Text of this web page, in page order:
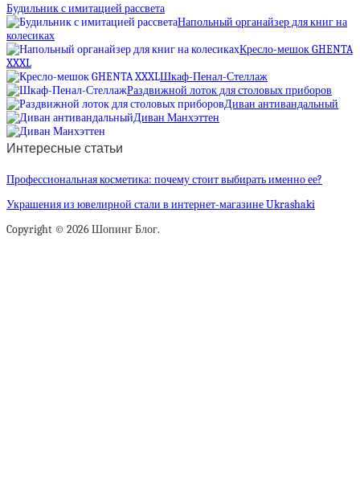
Будильник с имитацией рассвета
Напольный органайзер для книг на
колесиках
Кресло-мешок GHENTA
XXXL
Шкаф-Пенал-Стеллаж
Раздвижной лоток для столовых приборов
Диван антивандальный
Диван Манхэттен
Интересные статьи
Профессиональная косметика: почему стоит выбирать именно ее?
Украшения из ювелирной стали в интернет-магазине Ukrashaki
Copyright © 2026 Шопинг Блог.